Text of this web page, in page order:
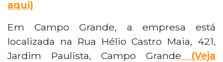
aqui)
Em Campo Grande, a empresa está
localizada na Rua Hélio Castro Maia, 421,
Jardim Paulista, Campo Grande (Veja